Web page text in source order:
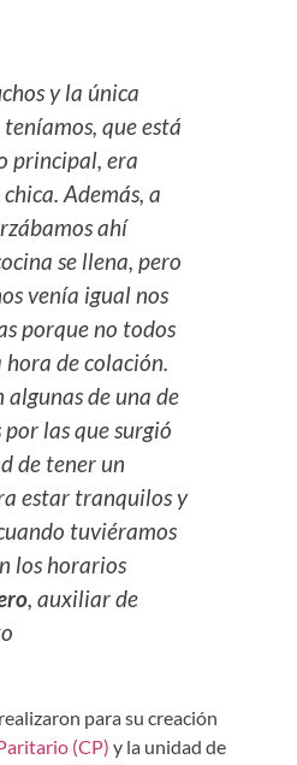
y la única
que está
principal, era
Además, a
ahí
se llena, pero
venía igual nos
porque no todos
de colación.
algunas de una de
por las que surgió
de tener un
estar tranquilos y
tuviéramos
los horarios
, auxiliar de
para su creación
(CP) y la unidad de